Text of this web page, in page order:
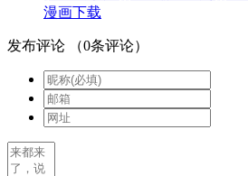
漫画下载
发布评论 （0条评论）